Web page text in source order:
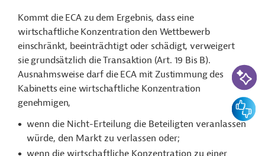
Kommt die ECA zu dem Ergebnis, dass eine
wirtschaftliche Konzentration den Wettbewerb
einschränkt, beeinträchtigt oder schädigt, verweigert
sie grundsätzlich die Transaktion (Art. 19 Bis B).
Ausnahmsweise darf die ECA mit Zustimmung des
Kabinetts eine wirtschaftliche Konzentration
genehmigen,
wenn die Nicht-Erteilung die Beteiligten veranlassen
würde, den Markt zu verlassen oder;
wenn die wirtschaftliche Konzentration zu einer
KI-